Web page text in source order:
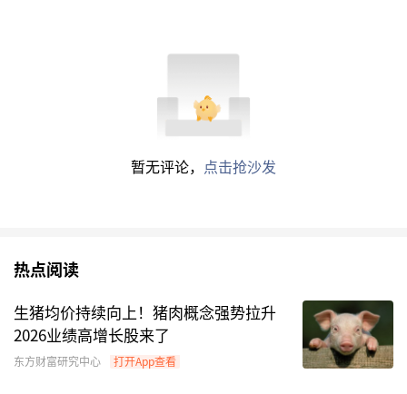
暂无评论， 点击抢沙发
热点阅读
生猪均价持续向上！猪肉概念强势拉升
2026业绩高增长股来了
东方财富研究中心 打开App查看